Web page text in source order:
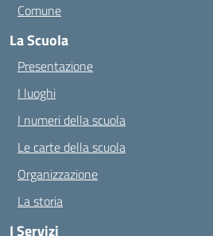
Comune
La Scuola
Presentazione
I luoghi
I numeri della scuola
Le carte della scuola
Organizzazione
La storia
I Servizi